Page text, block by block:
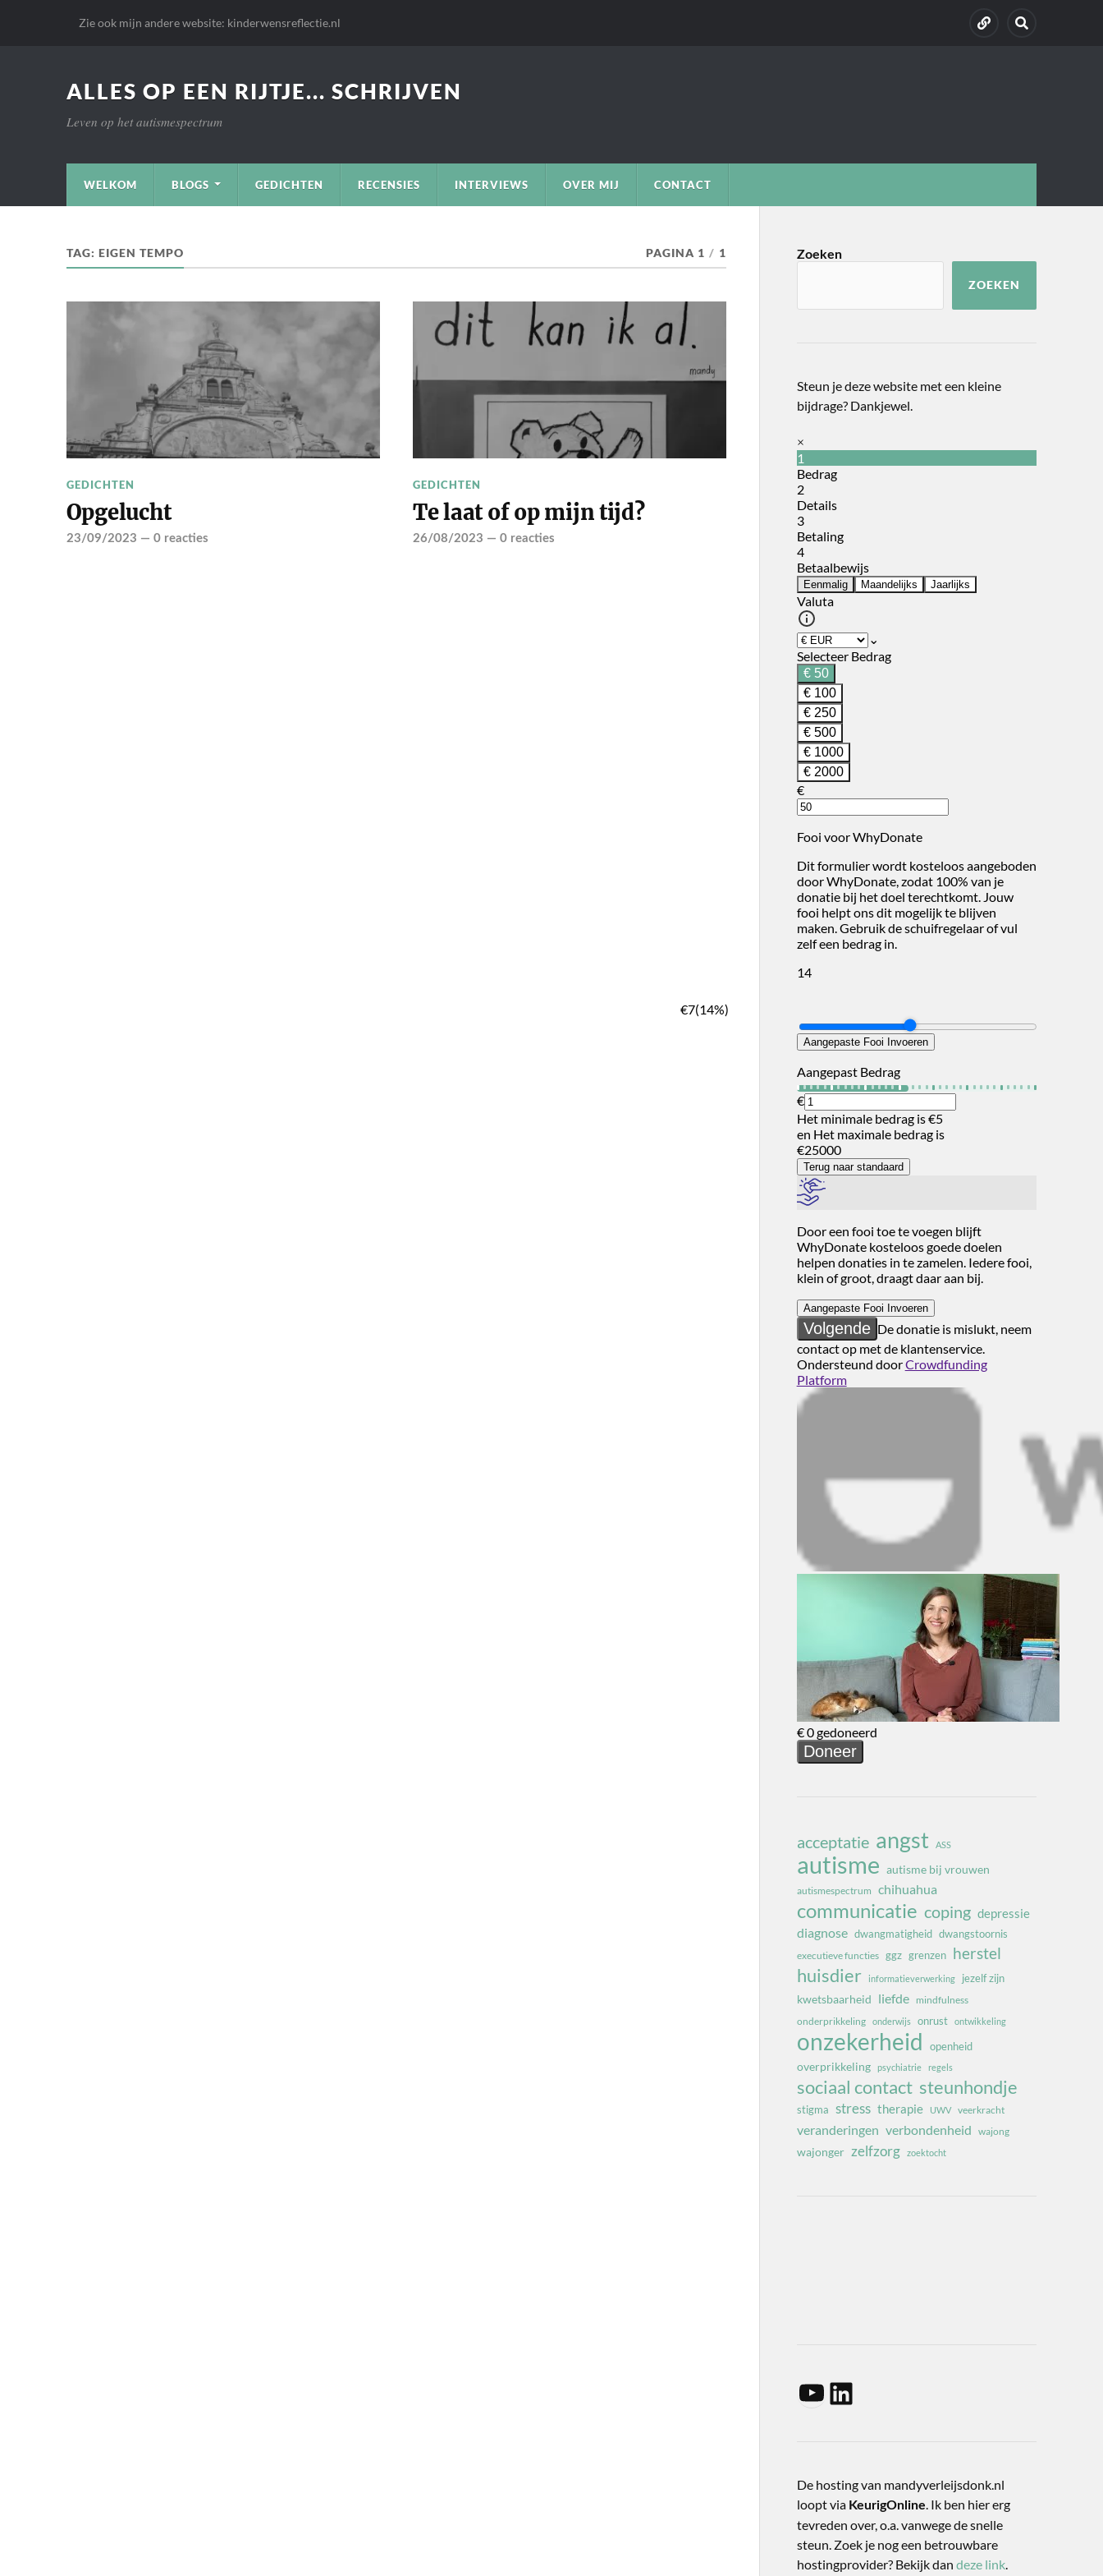
Zie ook mijn andere website: kinderwensreflectie.nl
ALLES OP EEN RIJTJE... SCHRIJVEN
Leven op het autismespectrum
WELKOM BLOGS GEDICHTEN RECENSIES INTERVIEWS OVER MIJ CONTACT
TAG: EIGEN TEMPO PAGINA 1 / 1
GEDICHTEN
Opgelucht
23/09/2023 — 0 reacties
GEDICHTEN
Te laat of op mijn tijd?
26/08/2023 — 0 reacties
Zoeken
ZOEKEN
Steun je deze website met een kleine
bijdrage? Dankjewel.
acceptatie angst ASS
autisme autisme bij vrouwen
autismespectrum chihuahua
communicatie coping depressie
diagnose dwangmatigheid dwangstoornis
executieve functies ggz grenzen herstel
huisdier informatieverwerking jezelf zijn
kwetsbaarheid liefde
mindfulness
onderprikkeling
onderwijs onrust ontwikkeling
onzekerheid openheid
overprikkeling psychiatrie regels
sociaal contact steunhondje
stigma stress therapie UWV veerkracht
veranderingen verbondenheid wajong
wajonger zelfzorg zoektocht
De hosting van mandyverleijsdonk.nl
loopt via KeurigOnline. Ik ben hier erg
tevreden over, o.a. vanwege de snelle
steun. Zoek je nog een betrouwbare
hostingprovider? Bekijk dan deze link.